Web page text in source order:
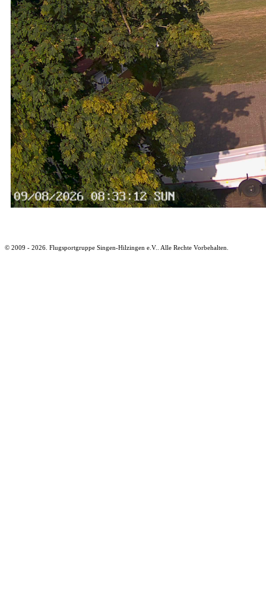
© 2009 - 2026. Flugsportgruppe Singen-Hilzingen e.V.. Alle Rechte Vorbehalten.